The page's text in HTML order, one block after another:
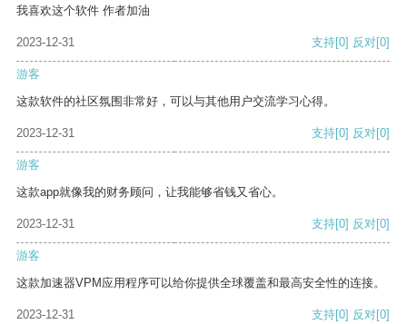
我喜欢这个软件 作者加油
2023-12-31 支持[0] 反对[0]
游客
这款软件的社区氛围非常好，可以与其他用户交流学习心得。
2023-12-31 支持[0] 反对[0]
游客
这款app就像我的财务顾问，让我能够省钱又省心。
2023-12-31 支持[0] 反对[0]
游客
这款加速器VPM应用程序可以给你提供全球覆盖和最高安全性的连接。
2023-12-31 支持[0] 反对[0]